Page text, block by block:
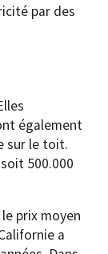
par des
également
sur le toit.
500.000
le prix moyen
a